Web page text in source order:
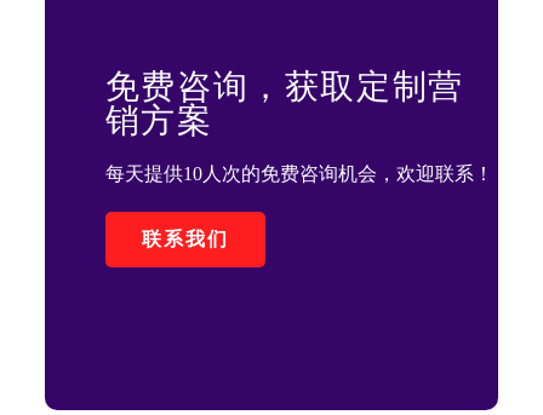
免费咨询，获取定制营
销方案
每天提供10人次的免费咨询机会，欢迎联系！
联系我们